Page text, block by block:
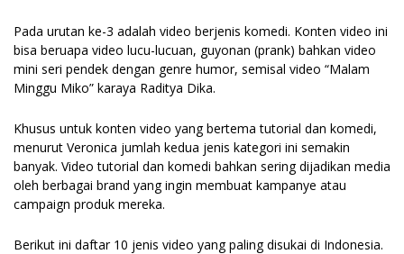
Pada urutan ke-3 adalah video berjenis komedi. Konten video ini
bisa beruapa video lucu-lucuan, guyonan (prank) bahkan video
mini seri pendek dengan genre humor, semisal video “Malam
Minggu Miko” karaya Raditya Dika.
Khusus untuk konten video yang bertema tutorial dan komedi,
menurut Veronica jumlah kedua jenis kategori ini semakin
banyak. Video tutorial dan komedi bahkan sering dijadikan media
oleh berbagai brand yang ingin membuat kampanye atau
campaign produk mereka.
Berikut ini daftar 10 jenis video yang paling disukai di Indonesia.